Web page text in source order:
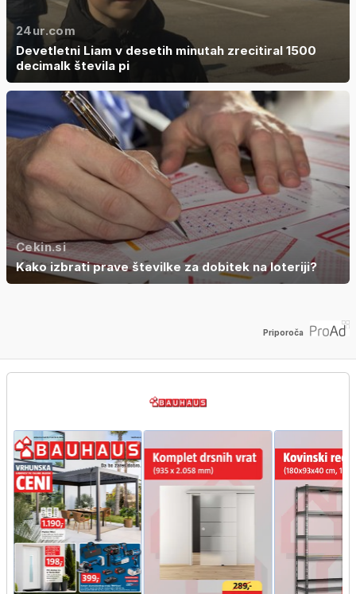
24ur.com
Devetletni Liam v desetih minutah zrecitiral 1500
decimalk števila pi
Cekin.si
Kako izbrati prave številke za dobitek na loteriji?
Priporoča